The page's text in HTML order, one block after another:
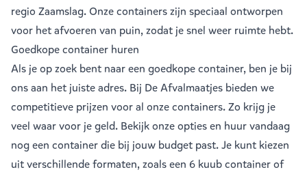
regio Zaamslag. Onze containers zijn speciaal ontworpen
voor het afvoeren van puin, zodat je snel weer ruimte hebt.
Goedkope container huren
Als je op zoek bent naar een goedkope container, ben je bij
ons aan het juiste adres. Bij De Afvalmaatjes bieden we
competitieve prijzen voor al onze containers. Zo krijg je
veel waar voor je geld. Bekijk onze opties en huur vandaag
nog een container die bij jouw budget past. Je kunt kiezen
uit verschillende formaten, zoals een 6 kuub containerof